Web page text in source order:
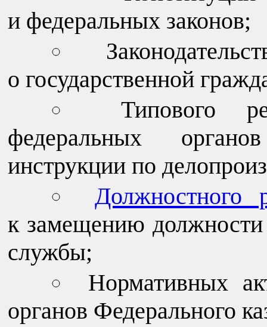
и федеральных законов;
о государственной
Типового
федеральных
инструкции по
Должностного
к замещению должности
службы;
Нормативных
органов Федерального